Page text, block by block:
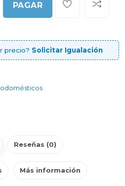
PAGAR
precio? Solicitar Igualación
Reseñas (0)
Más información